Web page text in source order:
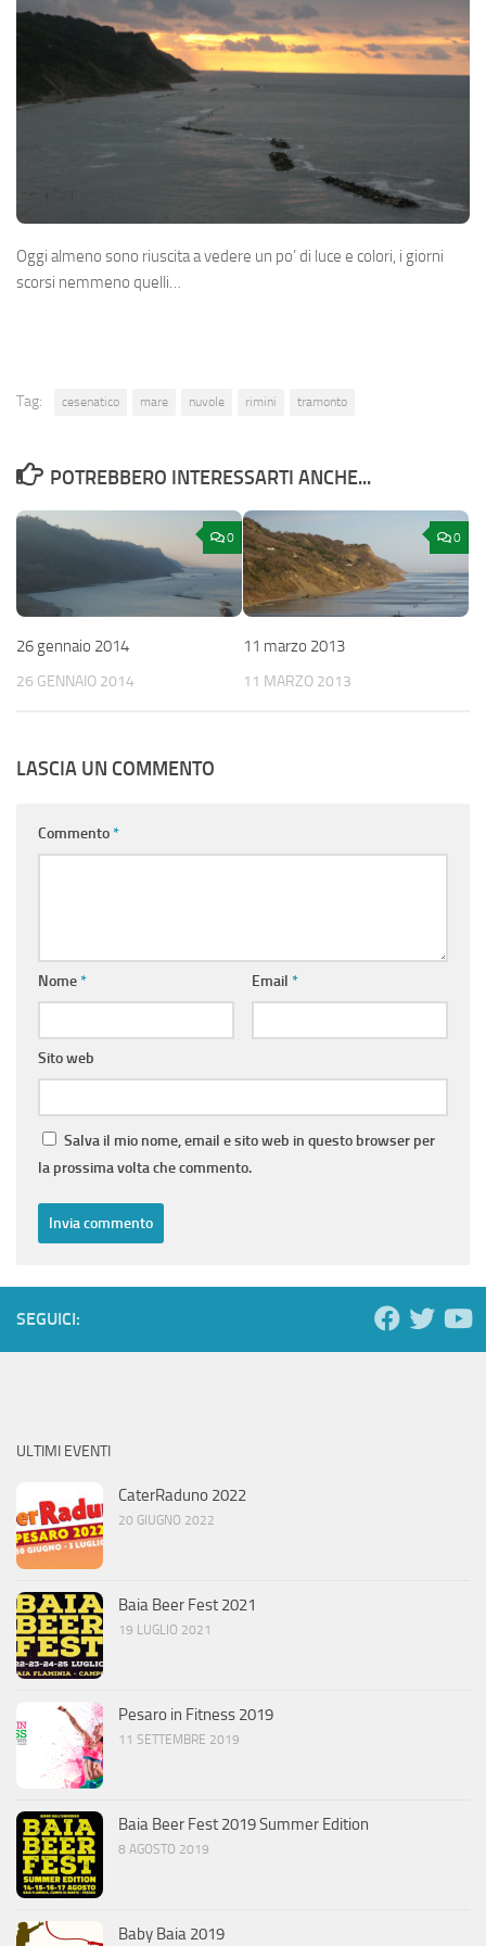
Oggi almeno sono riuscita a vedere un po’ di luce e colori, i giorni
scorsi nemmeno quelli…
Tag: cesenatico mare nuvole rimini tramonto
POTREBBERO INTERESSARTI ANCHE...
0
26 gennaio 2014
26 GENNAIO 2014
0
11 marzo 2013
11 MARZO 2013
LASCIA UN COMMENTO
Commento*
Nome* Email *
Sito web
Salva il mio nome, email e sito web in questo browser per
la prossima volta che commento.
SEGUICI:
ULTIMI EVENTI
CaterRaduno 2022
20 GIUGNO 2022
Baia Beer Fest 2021
19 LUGLIO 2021
Pesaro in Fitness 2019
11 SETTEMBRE 2019
Baia Beer Fest 2019 Summer Edition
8 AGOSTO 2019
Baby Baia 2019